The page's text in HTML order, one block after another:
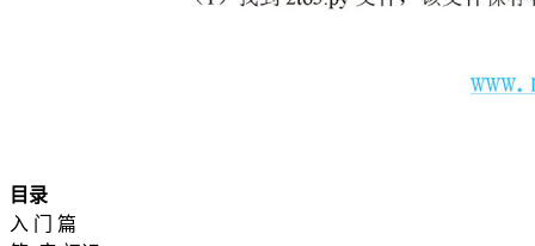
目录
入 门 篇